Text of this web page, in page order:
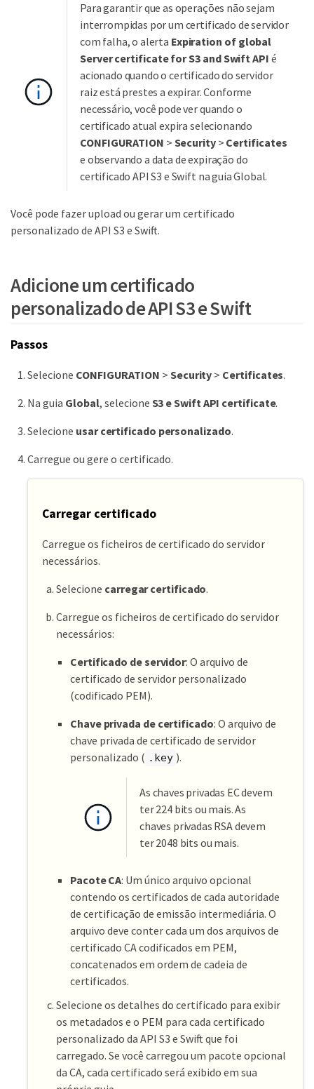
Para garantir que as operações não sejam
interrompidas por um certificado de servidor
com falha, o alerta Expiration of global
Server certificate for S3 and Swift API é
acionado quando o certificado do servidor
raiz está prestes a expirar. Conforme
necessário, você pode ver quando o
certificado atual expira selecionando
CONFIGURATION > Security> Certificates
e observando a data de expiração do
certificado API S3 e Swift na guia Global.
Você pode fazer upload ou gerar um certificado
personalizado de API S3 e Swift.
Adicione um certificado
personalizado de API S3 e Swift
Passos
Selecione CONFIGURATION > Security > Certificates.
Na guia Global, selecione S3 e Swift API certificate.
Selecione usar certificado personalizado.
Carregue ou gere o certificado.
Carregar certificado
Carregue os ficheiros de certificado do servidor
necessários.
Selecione carregar certificado.
Carregue os ficheiros de certificado do servidor
necessários:
Certificado de servidor: O arquivo de
certificado de servidor personalizado
(codificado PEM).
Chave privada de certificado: O arquivo de
chave privada de certificado de servidor
personalizado ( .key ).
As chaves privadas EC devem
ter 224 bits ou mais. As
chaves privadas RSA devem
ter 2048 bits ou mais.
Pacote CA: Um único arquivo opcional
contendo os certificados de cada autoridade
de certificação de emissão intermediária. O
arquivo deve conter cada um dos arquivos de
certificado CA codificados em PEM,
concatenados em ordem de cadeia de
certificados.
Selecione os detalhes do certificado para exibir
os metadados e o PEM para cada certificado
personalizado da API S3 e Swift que foi
carregado. Se você carregou um pacote opcional
da CA, cada certificado será exibido em sua